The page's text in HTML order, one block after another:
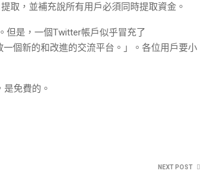
取，並補充說所有用戶必須同時提取資金。
但是，一個Twitter帳戶似乎冒充了
個新的和改進的交流平台。」。各位用戶要小
是免費的。
NEXT POST